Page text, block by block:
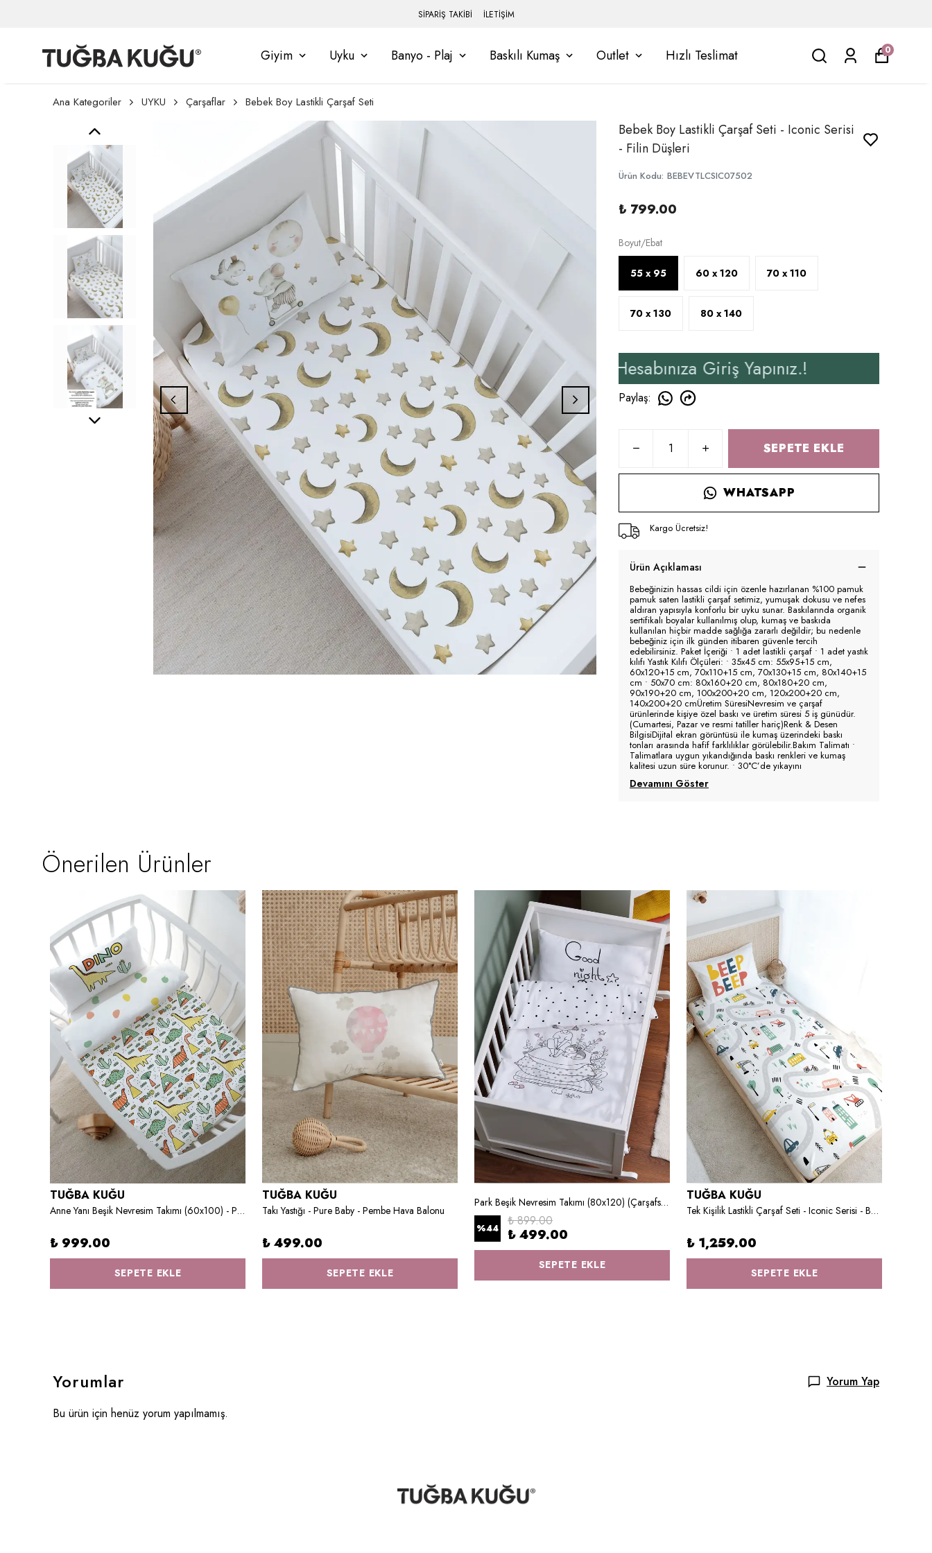
SİPARİŞ TAKİBİ İLETİŞİM
Giyim Uyku Banyo - Plaj Baskılı Kumaş Outlet Hızlı Teslimat 0
Ana Kategoriler UYKU Çarşaflar Bebek Boy Lastikli Çarşaf Seti
Bebek Boy Lastikli Çarşaf Seti - Iconic Serisi
- Filin Düşleri
Ürün Kodu: BEBEVTLCSIC07502
₺ 799.00
Boyut/Ebat
55 x 95 60 x 120 70 x 110
70 x 130 80 x 140
Yararlanmak İçin Üyelik İşleminizi Tamamlayınız, Üye İseniz Hesabınıza Giriş Yapınız.!
Paylaş:
SEPETE EKLE
WHATSAPP
Kargo Ücretsiz!
Ürün Açıklaması
Bebeğinizin hassas cildi için özenle hazırlanan %100 pamuk
pamuk saten lastikli çarşaf setimiz, yumuşak dokusu ve nefes
aldıran yapısıyla konforlu bir uyku sunar. Baskılarında organik
sertifikalı boyalar kullanılmış olup, kumaş ve baskıda
kullanılan hiçbir madde sağlığa zararlı değildir; bu nedenle
bebeğiniz için ilk günden itibaren güvenle tercih
edebilirsiniz. Paket İçeriği • 1 adet lastikli çarşaf • 1 adet yastık
kılıfı Yastık Kılıfı Ölçüleri: • 35x45 cm: 55x95+15 cm,
60x120+15 cm, 70x110+15 cm, 70x130+15 cm, 80x140+15
cm • 50x70 cm: 80x160+20 cm, 80x180+20 cm,
90x190+20 cm, 100x200+20 cm, 120x200+20 cm,
140x200+20 cmÜretim SüresiNevresim ve çarşaf
ürünlerinde kişiye özel baskı ve üretim süresi 5 iş günüdür.
(Cumartesi, Pazar ve resmi tatiller hariç)Renk & Desen
BilgisiDijital ekran görüntüsü ile kumaş üzerindeki baskı
tonları arasında hafif farklılıklar görülebilir.Bakım Talimatı •
Talimatlara uygun yıkandığında baskı renkleri ve kumaş
kalitesi uzun süre korunur. • 30°C’de yıkayını
Devamını Göster
Önerilen Ürünler
TUĞBA KUĞU
Anne Yanı Beşik Nevresim Takımı (60x100) - Pure Baby Serisi - Dino ve Kaktüsler
₺ 999.00
SEPETE EKLE
TUĞBA KUĞU
Takı Yastığı - Pure Baby - Pembe Hava Balonu
₺ 499.00
SEPETE EKLE
Park Beşik Nevresim Takımı (80x120) (Çarşafsız)
%44 ₺ 899.00
₺ 499.00
SEPETE EKLE
TUĞBA KUĞU
Tek Kişilik Lastikli Çarşaf Seti - Iconic Serisi - Beep Beep
₺ 1,259.00
SEPETE EKLE
Yorumlar
Yorum Yap
Bu ürün için henüz yorum yapılmamış.